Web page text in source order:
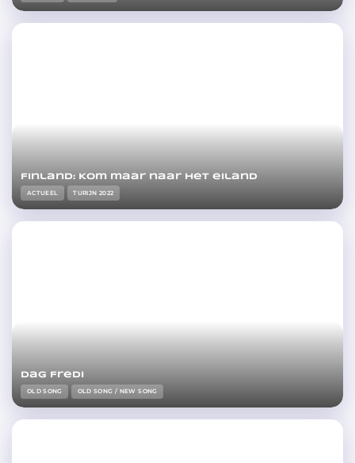
Finland: Kom maar naar het eiland
ACTUEEL TURIJN 2022
Dag Fredi
OLD SONG OLD SONG / NEW SONG